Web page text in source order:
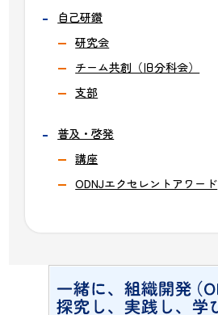
自己研鑽
研究会
チーム共創（旧分科会）
支部
普及・啓発
講座
ODNJエクセレントアワード